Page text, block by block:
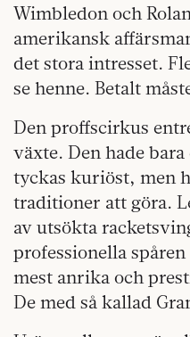
Wimbledon och
amerikansk
det stora intresset.
se henne. Betalt
Den proffscirkus
växte. Den hade
tyckas kuriöst, men
traditioner att göra.
av utsökta
professionella
mest anrika och
De med så kallad